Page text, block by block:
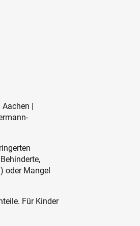
|
oder Mangel
Für Kinder